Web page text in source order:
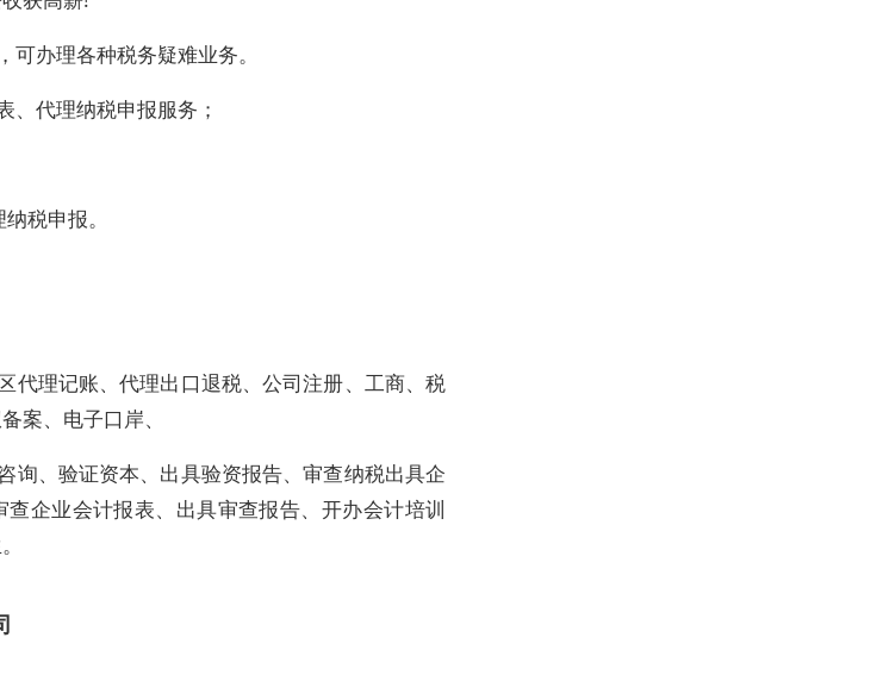
办理各种税务疑难业务。
、代理纳税申报服务；
税申报。
代理记账、代理出口退税、公司注册、工商、税
案、电子口岸、
询、验证资本、出具验资报告、审查纳税出具企
企业会计报表、出具审查报告、开办会计培训